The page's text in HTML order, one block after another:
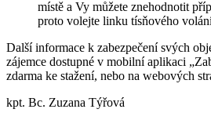
místě a Vy můžete znehodnotit
proto volejte linku tísňového
Další informace k zabezpečení svých
zájemce dostupné v mobilní aplikaci
zdarma ke stažení, nebo na webových
kpt. Bc. Zuzana Týřová